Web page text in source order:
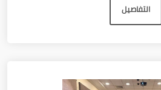
التفاصيل